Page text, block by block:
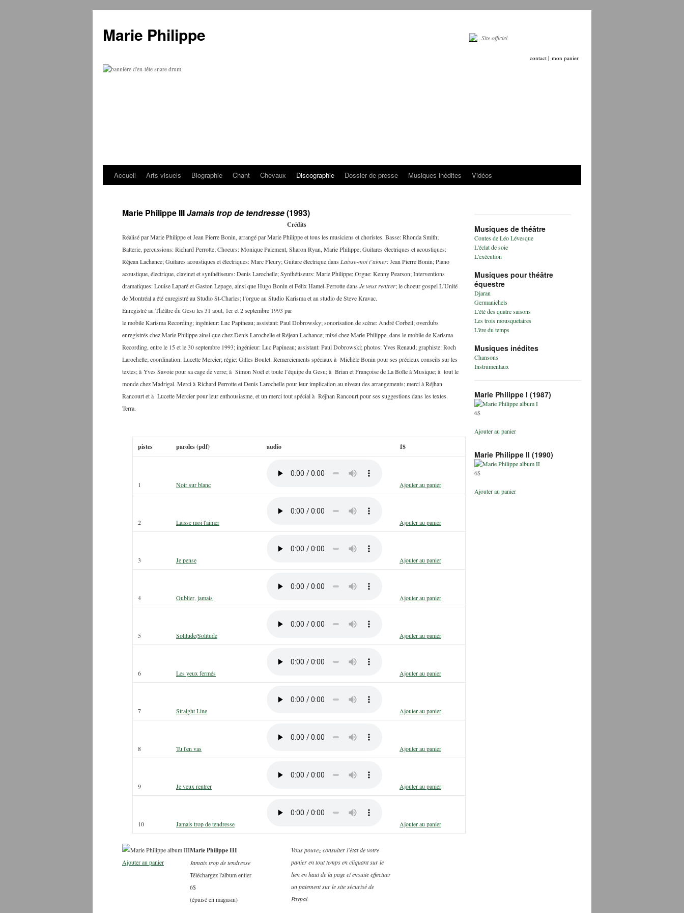
Marie Philippe Site officiel
mon panier
contact |
Aller
contenu
Accueil Arts visuels Biographie Chant Chevaux Discographie Dossier de presse Musiques inédites Vidéos
Marie Philippe IIIJamais trop de tendresse(1993)
Crédits
Réalisé par Marie Philippe et Jean Pierre Bonin, arrangé par Marie Philippe et tous les musiciens et choristes. Basse: Rhonda Smith;
Batterie, percussions: Richard Perrotte; Choeurs: Monique Paiement, Sharon Ryan, Marie Philippe; Guitares électriques et acoustiques:
Réjean Lachance; Guitares acoustiques et électriques: Marc Fleury; Guitare électrique dans Laisse-moi t’aimer: Jean Pierre Bonin; Piano
acoustique, électrique, clavinet et synthétiseurs: Denis Larochelle; Synthétiseurs: Marie Philippe; Orgue: Kenny Pearson; Interventions
dramatiques: Louise Laparé et Gaston Lepage, ainsi que Hugo Bonin et Félix Hamel-Perrotte dans Je veux rentrer; le choeur gospel L’Unité
de Montréal a été enregistré au Studio St-Charles; l’orgue au Studio Karisma et au studio de Steve Kravac.
Enregistré au Théâtre du Gesu les 31 août, 1er et 2 septembre 1993 par
le mobile Karisma Recording; ingénieur: Luc Papineau; assistant: Paul Dobrowsky; sonorisation de scène: André Corbeil; overdubs
enregistrés chez Marie Philippe ainsi que chez Denis Larochelle et Réjean Lachance; mixé chez Marie Philippe, dans le mobile de Karisma
Recording, entre le 15 et le 30 septembre 1993; ingénieur: Luc Papineau; assistant: Paul Dobrowski; photos: Yves Renaud; graphiste: Roch
Larochelle; coordination: Lucette Mercier; régie: Gilles Boulet. Remerciements spéciaux à Michèle Bonin pour ses précieux conseils sur les
textes; à Yves Savoie pour sa cage de verre; à Simon Noël et toute l’équipe du Gesu; à Brian et Françoise de La Boîte à Musique; à tout le
monde chez Madrigal. Merci à Richard Perrotte et Denis Larochelle pour leur implication au niveau des arrangements; merci à Réjhan
Rancourt et à Lucette Mercier pour leur enthousiasme, et un merci tout spécial à Réjhan Rancourt pour ses suggestions dans les textes.
Terra.
pistes paroles (pdf) audio 1$
1 Noir sur blanc Ajouter au panier
2 Laisse moi t'aimer Ajouter au panier
3 Je pense Ajouter au panier
4 Oublier, jamais Ajouter au panier
5 Solitude/Solitude Ajouter au panier
6 Les yeux fermés Ajouter au panier
7 Straight Line Ajouter au panier
8 Tu t'en vas Ajouter au panier
9 Je veux rentrer Ajouter au panier
10 Jamais trop de tendresse Ajouter au panier
Ajouter au panier
Marie Philippe III
Jamais trop de tendresse
Téléchargez l'album entier
6$
(épuisé en magasin)
Vous pouvez consulter l'état de votre
panier en tout temps en cliquant sur le
lien en haut de la page et ensuite effectuer
un paiement sur le site sécurisé de
Paypal.
Musiques de théâtre
Contes de Léo Lévesque
L'éclat de soie
L'exécution
Musiques pour théâtre
équestre
Djaran
Germanichels
L'été des quatre saisons
Les trois mousquetaires
L'ère du temps
Musiques inédites
Chansons
Instrumentaux
Marie Philippe I (1987)
6$
Ajouter au panier
Marie Philippe II (1990)
6$
Ajouter au panier